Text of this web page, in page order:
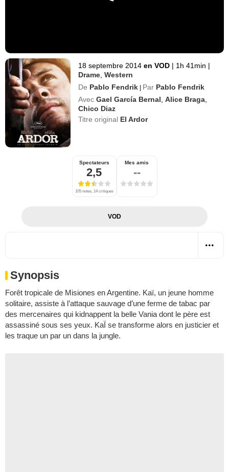
18 septembre 2014 en VOD | 1h 41min |
Drame ,Western
De Pablo Fendrik | Par Pablo Fendrik
Avec Gael García Bernal ,Alice Braga
Chico Diaz
Titre original El Ardor
Spectateurs
2,5
105 notes, 14 critiques
Mes amis
--
VOD
Synopsis
Forêt tropicale de Misiones en Argentine. Kaï, un jeune homme
solitaire, assiste à l’attaque sauvage d’une ferme de tabac par
des mercenaires qui kidnappent la belle Vania dont le père est
assassiné sous ses yeux. KaÏ se transforme alors en justicier et
les traque un par un dans la jungle.